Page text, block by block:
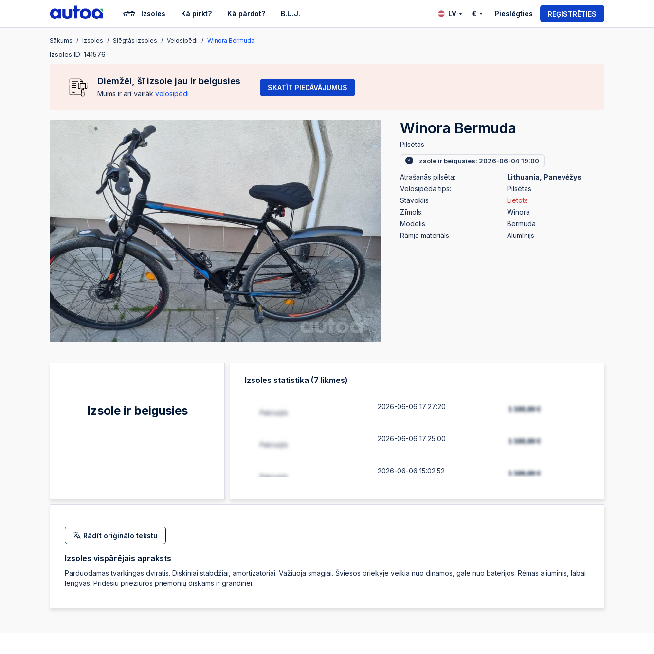
Izsoles Kā pirkt? Kā pārdot? B.U.J. LV € Pieslēgties REĢISTRĒTIES
Sākums Izsoles Slēgtās izsoles Velosipēdi Winora Bermuda
Izsoles ID: 141576
Diemžēl, šī izsole jau ir beigusies
Mums ir arī vairāk velosipēdi
SKATĪT PIEDĀVĀJUMUS
Winora Bermuda
Pilsētas
Izsole ir beigusies: 2026-06-04 19:00
Atrašanās pilsēta:
Lithuania, Panevėžys
Velosipēda tips:
Pilsētas
Stāvoklis
Lietots
Zīmols:
Winora
Modelis:
Bermuda
Rāmja materiāls:
Alumīnijs
Izsole ir beigusies
Izsoles statistika (7 likmes)
2026-06-06 17:27:20
2026-06-06 17:25:00
2026-06-06 15:02:52
2026-06-06 12:00:32
Rādīt oriģinālo tekstu
Izsoles vispārējais apraksts
Parduodamas tvarkingas dviratis. Diskiniai stabdžiai, amortizatoriai. Važiuoja smagiai. Šviesos priekyje veikia nuo dinamos, gale nuo baterijos. Rėmas aliuminis, labai
lengvas. Pridėsiu priežiūros priemonių diskams ir grandinei.